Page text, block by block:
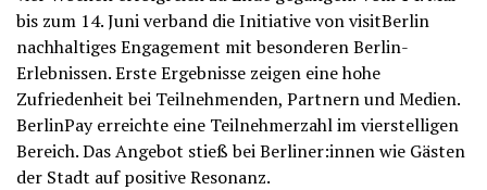
bis zum 14. Juni verband die Initiative von visitBerlin
nachhaltiges Engagement mit besonderen Berlin-
Erlebnissen. Erste Ergebnisse zeigen eine hohe
Zufriedenheit bei Teilnehmenden, Partnern und Medien.
BerlinPay erreichte eine Teilnehmerzahl im vierstelligen
Bereich. Das Angebot stieß bei Berliner:innen wie Gästen
der Stadt auf positive Resonanz.